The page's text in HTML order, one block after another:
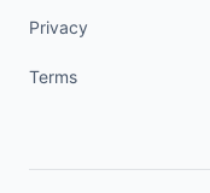
Privacy
Terms